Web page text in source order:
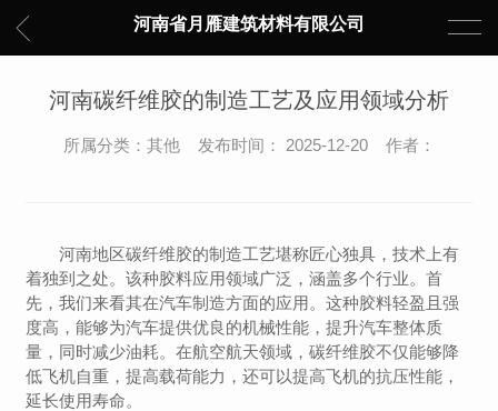
河南省月雁建筑材料有限公司
河南碳纤维胶的制造工艺及应用领域分析
所属分类：其他 发布时间： 2025-12-20 作者：
河南地区碳纤维胶的制造工艺堪称匠心独具，技术上有
着独到之处。该种胶料应用领域广泛，涵盖多个行业。首
先，我们来看其在汽车制造方面的应用。这种胶料轻盈且强
度高，能够为汽车提供优良的机械性能，提升汽车整体质
量，同时减少油耗。在航空航天领域，碳纤维胶不仅能够降
低飞机自重，提高载荷能力，还可以提高飞机的抗压性能，
延长使用寿命。